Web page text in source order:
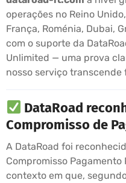
operações no Reino
França, Roménia, Dubai,
com o suporte da
Unlimited — uma prova
nosso serviço transcende
DataRoad
Compromisso de
A DataRoad foi
Compromisso
contexto em que,